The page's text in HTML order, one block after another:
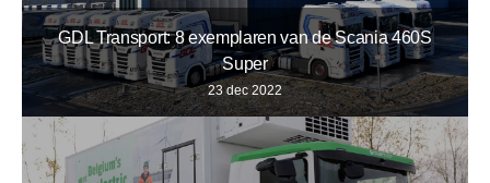
GDL Transport: 8 exemplaren van de Scania 460S
Super
23 dec 2022